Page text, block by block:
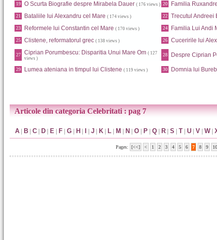
19 O Scurta Biografie despre Mirabela Dauer ( 176 views ) 20 Familia
21 Bataliile lui Alexandru cel Mare ( 174 views ) 22 Trecutul Andreei
23 Reformele lui Constantin cel Mare ( 170 views ) 24 Familia Lui Andi
25 Clistene, reformatorul grec ( 138 views ) 26 Cuceririle lui
27 Ciprian Porumbescu: Disparitia Unui Mare Om ( 127
views )
28 Despre Ciprian
29 Lumea ateniana in timpul lui Clistene ( 119 views ) 30 Domnia lui
Articole din categoria Celebritati : pag 7
A | B | C | D | E | F | G | H | | J | K | L | M | N | O | P | Q | R | S | T | U | V | W|
Pages: [<<] < 1 2 3 4 5 6 7 8 9 10